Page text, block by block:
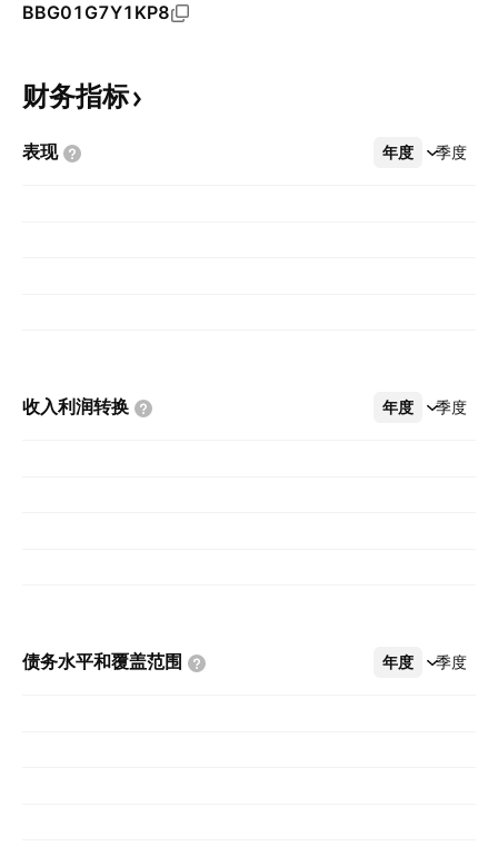
BBG01G7Y1KP8
财务指标
表现 年度 季度
更多
收入利润转换 年度 季度
更多
债务水平和覆盖范围 年度 季度
更多